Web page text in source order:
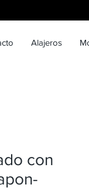
Alajeros
con